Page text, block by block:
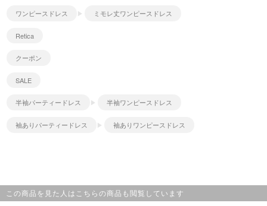
ワンピースドレス ミモレ丈ワンピースドレス
Retica
クーポン
SALE
半袖パーティードレス 半袖ワンピースドレス
袖ありパーティードレス 袖ありワンピースドレス
この商品を見た人はこちらの商品も閲覧しています